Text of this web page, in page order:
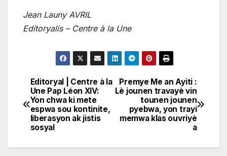
Jean Launy AVRIL
Editoryalis – Centre à la Une
Navigation
de
l'article
Premye Me an Ayiti :
Lè jounen travayè vin
tounen jounen
pyebwa, yon trayi
memwa klas ouvriyè
a
Editoryal | Centre à la
Une Pap Léon XIV:
Yon chwa ki mete
espwa sou kontinite,
liberasyon ak jistis
sosyal